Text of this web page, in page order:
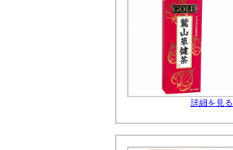
詳細を見る